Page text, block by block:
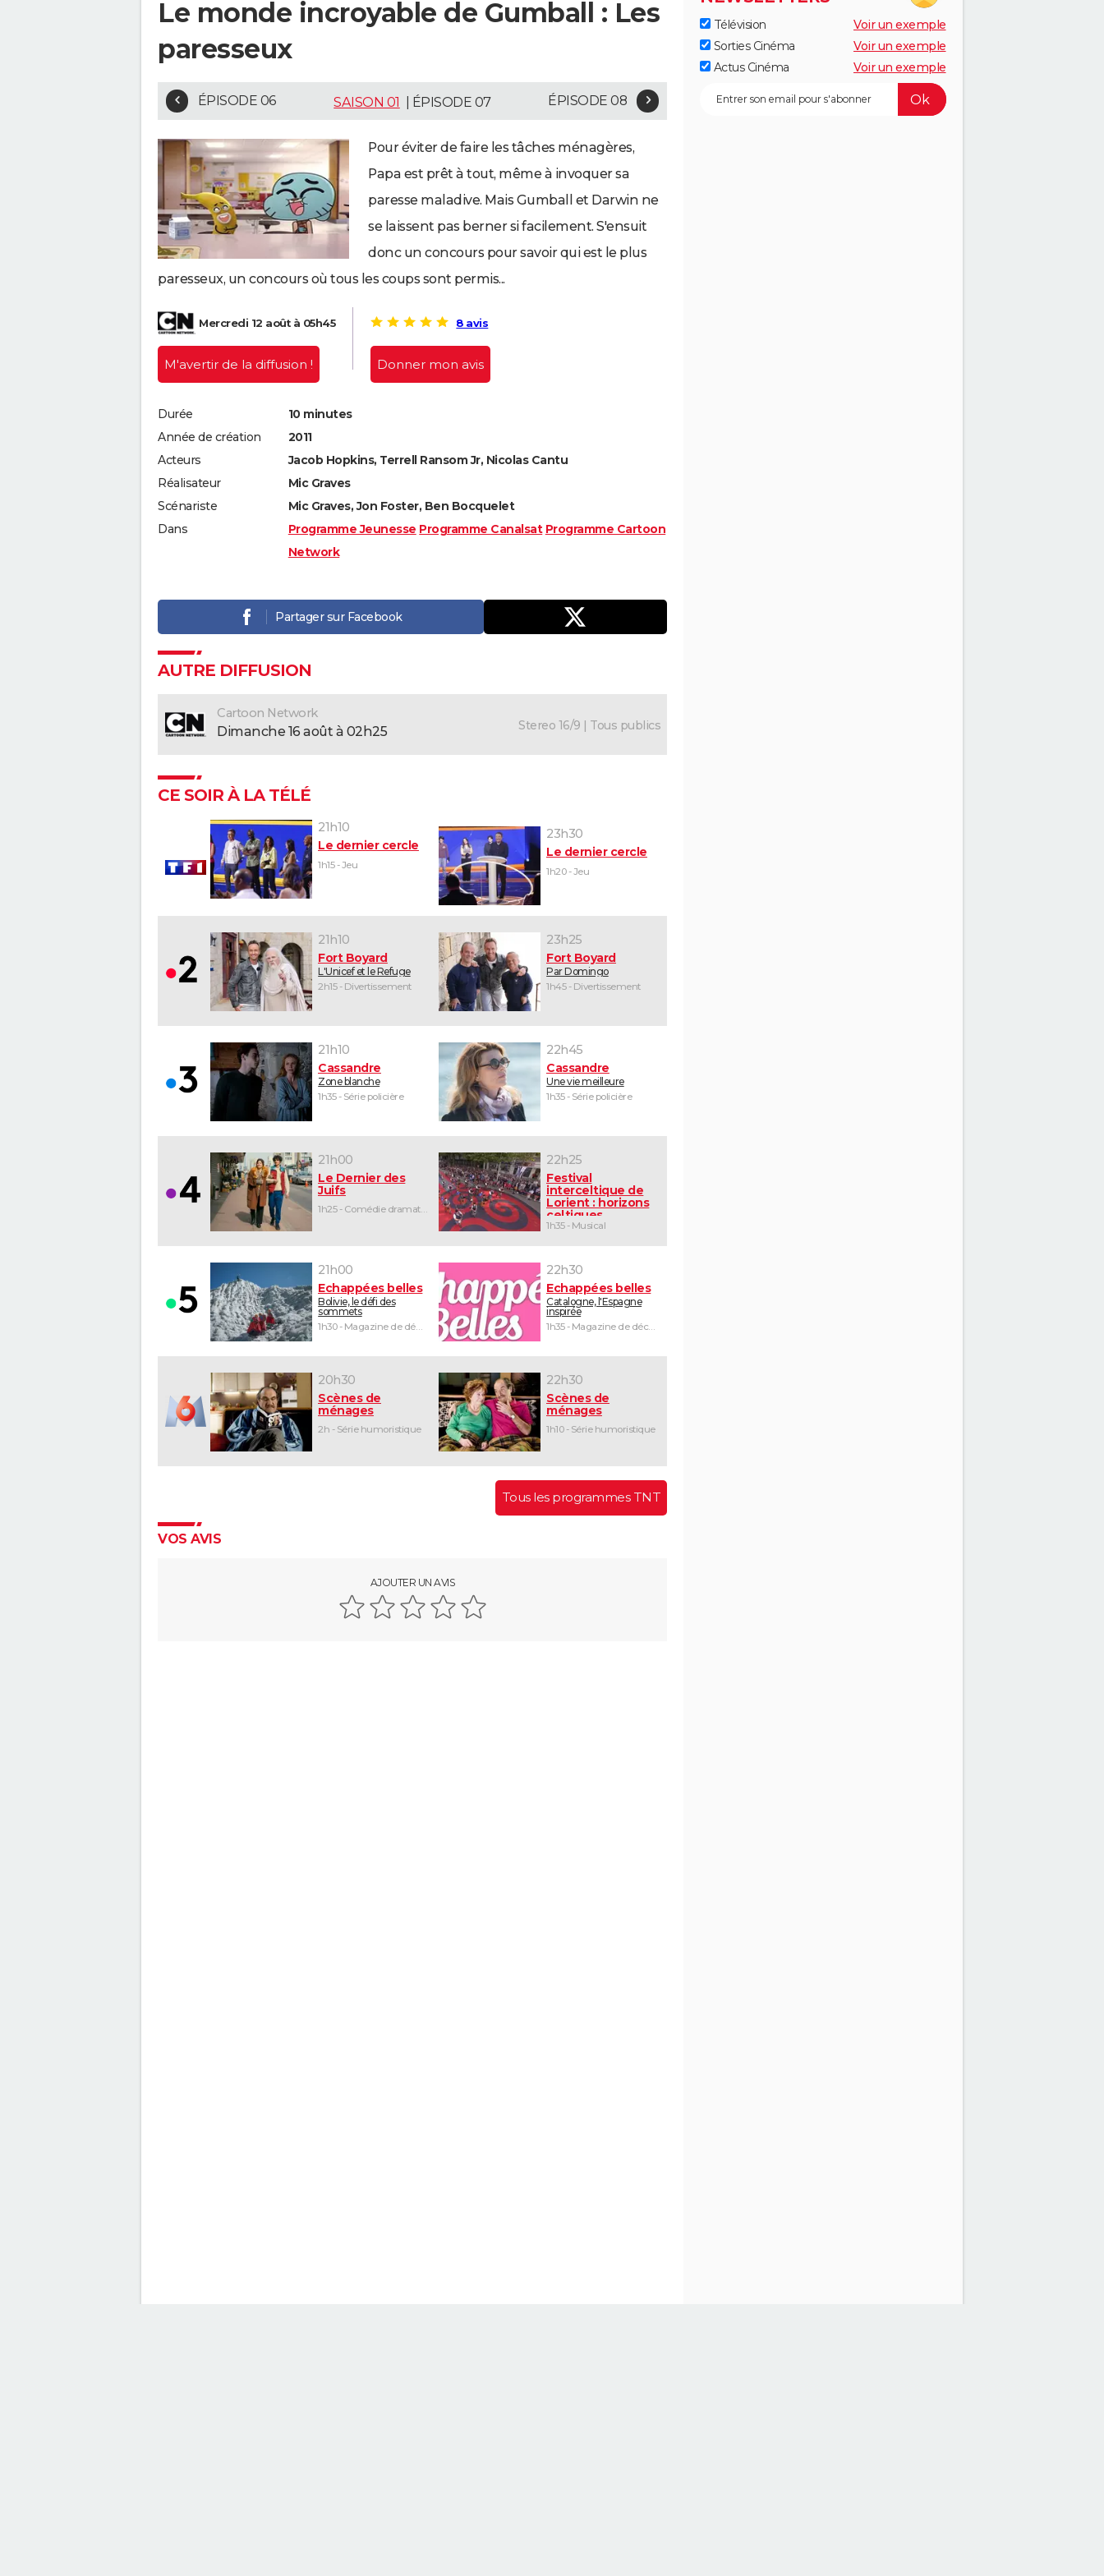
Le monde incroyable de Gumball : Les
paresseux
ÉPISODE 06 SAISON 01 | ÉPISODE 07 ÉPISODE 08
Pour éviter de faire les tâches ménagères,
Papa est prêt à tout, même à invoquer sa
paresse maladive. Mais Gumball et Darwin ne
se laissent pas berner si facilement. S'ensuit
donc un concours pour savoir qui est le plus
paresseux, un concours où tous les coups sont permis...
Mercredi 12 août à 05h45
M'avertir de la diffusion !
8 avis
Donner mon avis
Durée
10 minutes
Année de création
2011
Acteurs
Jacob Hopkins, Terrell Ransom Jr, Nicolas Cantu
Réalisateur
Mic Graves
Scénariste
Mic Graves, Jon Foster, Ben Bocquelet
Dans
Programme Jeunesse Programme Canalsat Programme Cartoon
Network
Partager sur Facebook
AUTRE DIFFUSION
Cartoon Network
dimanche 16 août à 02h25 Stereo 16/9 | Tous publics
CE SOIR À LA TÉLÉ
21h10
Le dernier cercle
1h15 - Jeu
23h30
Le dernier cercle
1h20 - Jeu
21h10
Fort Boyard
L'Unicef et le Refuge
2h15 - Divertissement
23h25
Fort Boyard
Par Domingo
1h45 - Divertissement
21h10
Cassandre
Zone blanche
1h35 - Série policière
22h45
Cassandre
Une vie meilleure
1h35 - Série policière
21h00
Le Dernier des
Juifs
1h25 - Comédie dramatique
22h25
Festival
interceltique de
Lorient : horizons
celtiques
1h35 - Musical
21h00
Echappées belles
Bolivie, le défi des
sommets
1h30 - Magazine de découvertes
22h30
Echappées belles
Catalogne, l'Espagne
inspirée
1h35 - Magazine de découvertes
20h30
Scènes de
ménages
2h - Série humoristique
22h30
Scènes de
ménages
1h10 - Série humoristique
Tous les programmes TNT
VOS AVIS
AJOUTER UN AVIS
Télévision
Voir un exemple
Sorties Cinéma
Voir un exemple
Actus Cinéma
Voir un exemple